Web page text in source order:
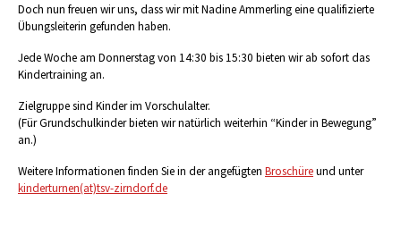
Doch nun freuen wir uns, dass wir mit Nadine Ammerling eine qualifizierte
Übungsleiterin gefunden haben.
Jede Woche am Donnerstag von 14:30 bis 15:30 bieten wir ab sofort das
Kindertraining an.
Zielgruppe sind Kinder im Vorschulalter.
(Für Grundschulkinder bieten wir natürlich weiterhin “Kinder in Bewegung”
an.)
Weitere Informationen finden Sie in der angefügten Broschüreund unter
kinderturnen(at)tsv-zirndorf.de